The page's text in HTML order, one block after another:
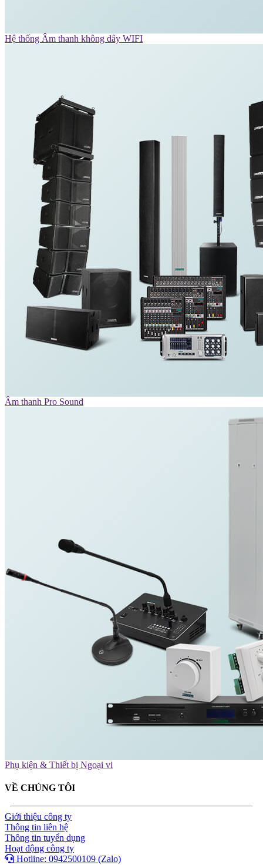
Hệ thống Âm thanh không dây WIFI
Âm thanh Pro Sound
Phụ kiện & Thiết bị Ngoại vi
VỀ CHÚNG TÔI
Giới thiệu công ty
Thông tin liên hệ
Thông tin tuyển dụng
Hoạt động công ty
Hotline: 0942500109 (Zalo)